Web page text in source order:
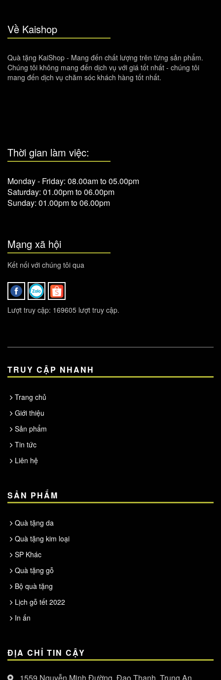
Về Kaishop
Quà tặng KaiShop - Mang đến chất lượng trên từng sản phẩm.
Chúng tôi không mang đến dịch vụ với giá tốt nhất - chúng tôi
mang đến dịch vụ chăm sóc khách hàng tốt nhất.
Thời gian làm việc:
Monday - Friday: 08.00am to 05.00pm
Saturday: 01.00pm to 06.00pm
Sunday: 01.00pm to 06.00pm
Mạng xã hội
Kết nối với chúng tôi qua
Lượt truy cập: 169605 lượt truy cập.
TRUY CẬP NHANH
Trang chủ
Giới thiệu
Sản phẩm
Tin tức
Liên hệ
SẢN PHẨM
Quà tặng da
Quà tặng kim loại
SP Khác
Quà tặng gỗ
Bộ quà tặng
Lịch gỗ tết 2022
In ấn
ĐỊA CHỈ TIN CẬY